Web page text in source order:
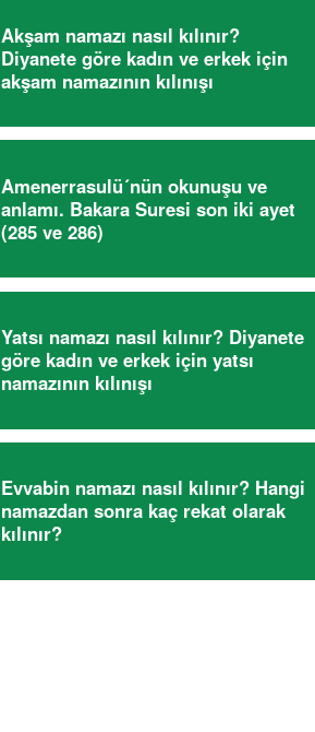
Akşam namazı nasıl kılınır?
Diyanete göre kadın ve erkek için
akşam namazının kılınışı
Amenerrasulü´nün okunuşu ve
anlamı. Bakara Suresi son iki ayet
(285 ve 286)
Yatsı namazı nasıl kılınır? Diyanete
göre kadın ve erkek için yatsı
namazının kılınışı
Evvabin namazı nasıl kılınır? Hangi
namazdan sonra kaç rekat olarak
kılınır?